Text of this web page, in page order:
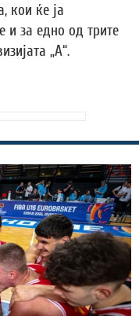
кои ќе ја
и за едно од трите
„А“.